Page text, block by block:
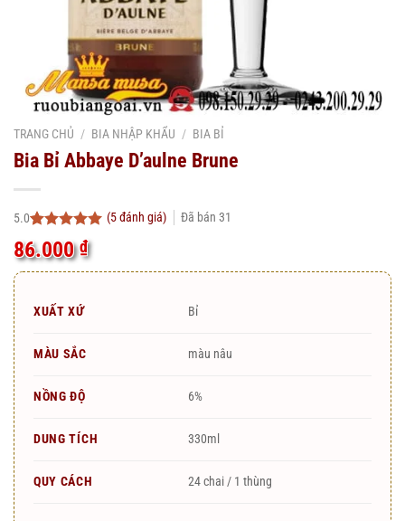
TRANG CHỦ / BIA NHẬP KHẨU / BIA BỈ
Bia Bỉ Abbaye D’aulne Brune
5.0
5.0trên 5
dựa trên
5
đánh giá
(5đánh giá) Đã bán 31
86.000₫
XUẤT XỨ Bỉ
MÀU SẮC màu nâu
NỒNG ĐỘ 6%
DUNG TÍCH 330ml
QUY CÁCH 24 chai / 1 thùng